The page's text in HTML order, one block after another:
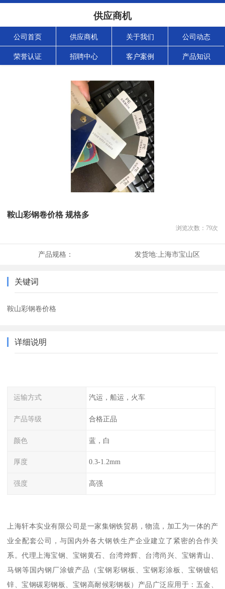
供应商机
公司首页 供应商机 关于我们 公司动态
荣誉认证 招聘中心 客户案例 产品知识
鞍山彩钢卷价格 规格多
浏览次数： 79次
产品规格： 发货地: 上海市宝山区
关键词
鞍山彩钢卷价格
详细说明
运输方式 汽运，船运，火车
产品等级 合格正品
颜色 蓝，白
厚度 0.3-1.2mm
强度 高强
上海轩本实业有限公司是一家集钢铁贸易，物流，加工为一体的产
业全配套公司，与国内外各大钢铁生产企业建立了紧密的合作关
系。代理上海宝钢、宝钢黄石、台湾烨辉、台湾尚兴、宝钢青山、
马钢等国内钢厂涂镀产品（宝钢彩钢板、宝钢彩涂板、宝钢镀铝
锌、宝钢碳彩钢板、宝钢高耐候彩钢板）产品广泛应用于：五金、